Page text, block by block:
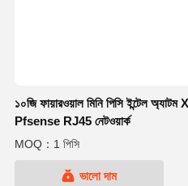
১০জি ফায়ারওয়াল মিনি পিসি ইন্টেল
Pfsense RJ45 নেটওয়ার্ক
MOQ：1 পিসি
ভালো দাম